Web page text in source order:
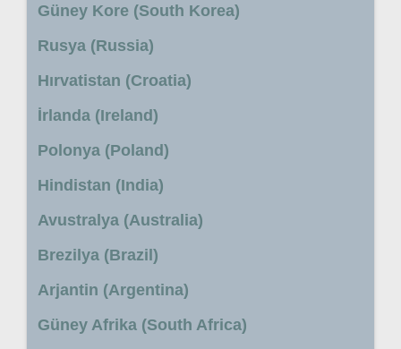
Güney Kore (South Korea)
Rusya (Russia)
Hırvatistan (Croatia)
İrlanda (Ireland)
Polonya (Poland)
Hindistan (India)
Avustralya (Australia)
Brezilya (Brazil)
Arjantin (Argentina)
Güney Afrika (South Africa)